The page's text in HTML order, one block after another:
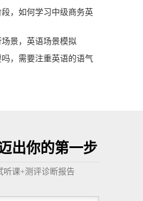
，如何学习中级商务英
景，英语场景模拟
，需要注重英语的语气
出你的第一步
听课+测评诊断报告